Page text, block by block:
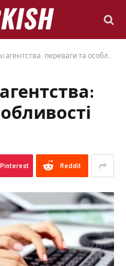
переваги та особливості
Pinterest Reddit